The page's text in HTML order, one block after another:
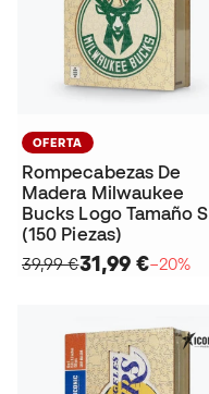
OFERTA
Rompecabezas De
Madera Milwaukee
Bucks Logo Tamaño S
(150 Piezas)
39,99 €31,99 €−20%